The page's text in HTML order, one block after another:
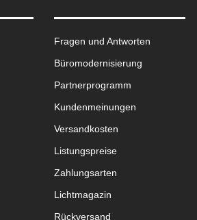
Fragen und Antworten
Büromodernisierung
Partnerprogramm
Kundenmeinungen
Versandkosten
Listungspreise
Zahlungsarten
Lichtmagazin
Rückversand